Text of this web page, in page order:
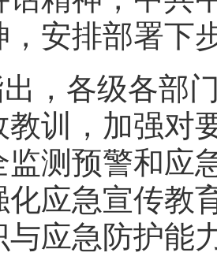
，安排部署下
，各级各部
教训，加强对
监测预警和应
化应急宣传教
与应急防护能